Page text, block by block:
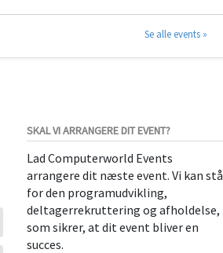
Se alle events »
SKAL VI ARRANGERE DIT EVENT?
Lad Computerworld Events
arrangere dit næste event. Vi kan stå
for den programudvikling,
deltagerrekruttering og afholdelse,
som sikrer, at dit event bliver en
succes.